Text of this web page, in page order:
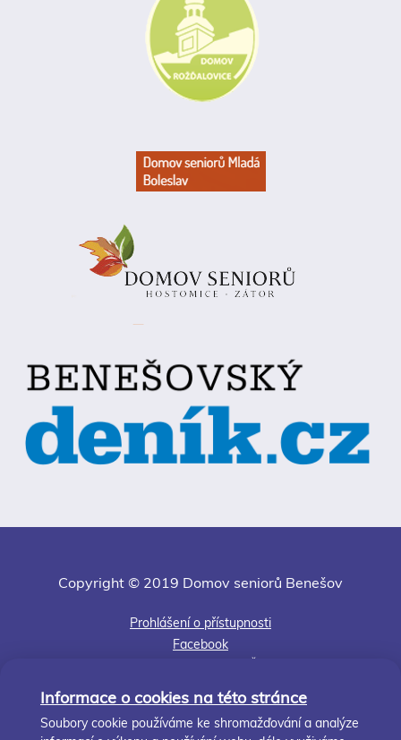
Informace o cookies na této stránce
Soubory cookie používáme ke shromažďování a analýze
Copyright © 2019 Domov seniorů Benešov
Prohlášení o přístupnosti
Facebook
Kudy k nám
Středočeský kraj